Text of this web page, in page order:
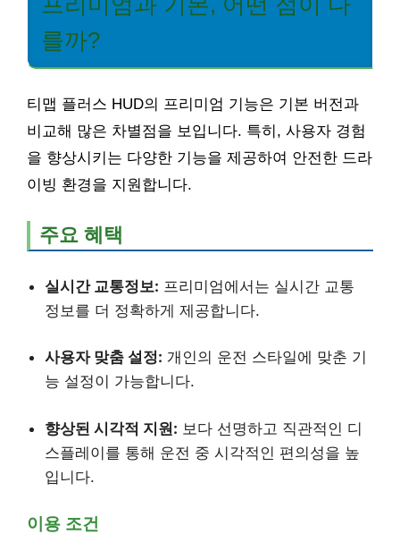
를까?
티맵 플러스 HUD의 프리미엄 기능은 기본 버전과
비교해 많은 차별점을 보입니다. 특히, 사용자 경험
을 향상시키는 다양한 기능을 제공하여 안전한 드라
이빙 환경을 지원합니다.
주요 혜택
실시간 교통정보: 프리미엄에서는 실시간 교통
정보를 더 정확하게 제공합니다.
사용자 맞춤 설정: 개인의 운전 스타일에 맞춘 기
능 설정이 가능합니다.
향상된 시각적 지원: 보다 선명하고 직관적인 디
스플레이를 통해 운전 중 시각적인 편의성을 높
입니다.
이용 조건